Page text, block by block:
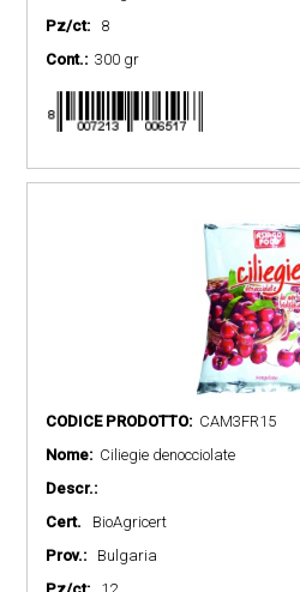
Pz/ct: 8
Cont.: 300 gr
CODICE PRODOTTO: CAM3FR15
Nome: Ciliegie denocciolate
Descr.:
Cert. BioAgricert
Prov.: Bulgaria